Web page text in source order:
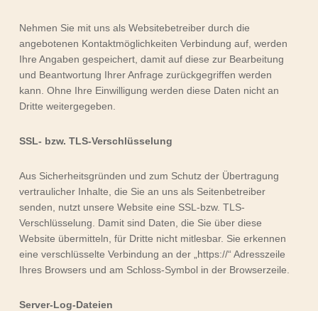
Nehmen Sie mit uns als Websitebetreiber durch die
angebotenen Kontaktmöglichkeiten Verbindung auf, werden
Ihre Angaben gespeichert, damit auf diese zur Bearbeitung
und Beantwortung Ihrer Anfrage zurückgegriffen werden
kann. Ohne Ihre Einwilligung werden diese Daten nicht an
Dritte weitergegeben.
SSL- bzw. TLS-Verschlüsselung
Aus Sicherheitsgründen und zum Schutz der Übertragung
vertraulicher Inhalte, die Sie an uns als Seitenbetreiber
senden, nutzt unsere Website eine SSL-bzw. TLS-
Verschlüsselung. Damit sind Daten, die Sie über diese
Website übermitteln, für Dritte nicht mitlesbar. Sie erkennen
eine verschlüsselte Verbindung an der „https://“ Adresszeile
Ihres Browsers und am Schloss-Symbol in der Browserzeile.
Server-Log-Dateien